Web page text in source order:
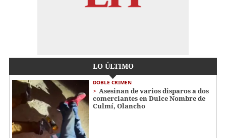
LO ÚLTIMO
DOBLE CRIMEN
Asesinan de varios disparos a dos
comerciantes en Dulce Nombre de
Culmí, Olancho